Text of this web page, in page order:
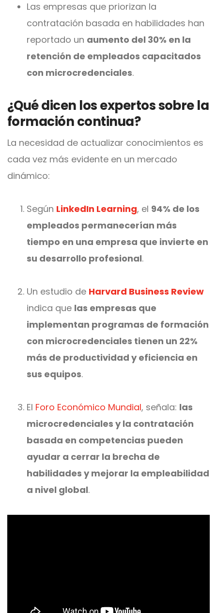
Las empresas que priorizan la
contratación basada en habilidades han
reportado un aumento del 30% en la
retención de empleados capacitados
con microcredenciales.
¿Qué dicen los expertos sobre la
formación continua?
La necesidad de actualizar conocimientos es
cada vez más evidente en un mercado
dinámico:
Según LinkedIn Learning, el 94% de los
empleados permanecerían más
tiempo en una empresa que invierte en
su desarrollo profesional.
Un estudio de Harvard Business Review
indica que las empresas que
implementan programas de formación
con microcredenciales tienen un 22%
más de productividad y eficiencia en
sus equipos.
El Foro Económico Mundial, señala: las
microcredenciales y la contratación
basada en competencias pueden
ayudar a cerrar la brecha de
habilidades y mejorar la empleabilidad
a nivel global.